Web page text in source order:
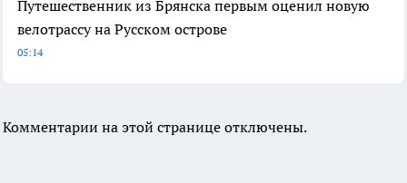
Путешественник из Брянска первым оценил новую
велотрассу на Русском острове
05:14
Комментарии на этой странице отключены.